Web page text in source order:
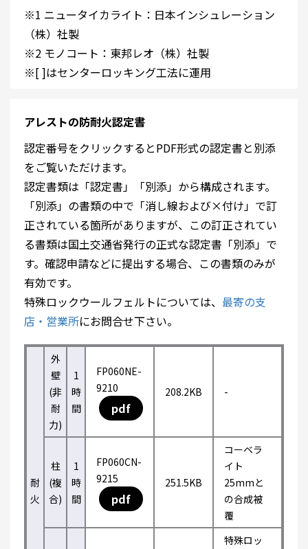
※1 ニュータイカライト：日本インシュレーション
（株）社製
※2 モノコート：東邦レオ（株）社製
※[ ]はセンターロッキング工法に運用
アレストの防耐火認定書
認定番号をクリックするとPDF形式の認定書と別添
をご覧いただけます。
認定書類は「認定書」「別添」から構成されます。
「別添」の書類の中で「消し線および×付け」で訂
正されている箇所がありますが、この訂正されてい
る書類は国土交通省発行の正式な認定書「別添」で
す。確認申請などに提出する場合、この書類のみが
有効です。
特殊ロックウールフェルトについては、 最寄の支
店・営業所にお問合せ下さい。
耐
火
外
壁
(非
耐
力)
1
時
間
FP060NE-
9210
pdf
208.2KB -
柱
(複
合)
1
時
間
FP060CN-
9215
pdf
251.5KB
コーベラ
イト
25mmと
の合成被
覆
特殊ロッ